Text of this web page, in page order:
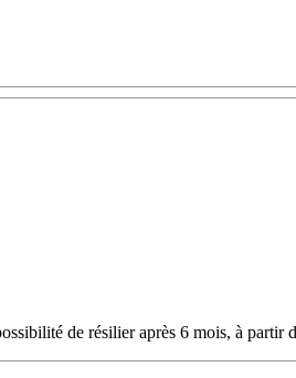
de résilier après 6 mois, à partir